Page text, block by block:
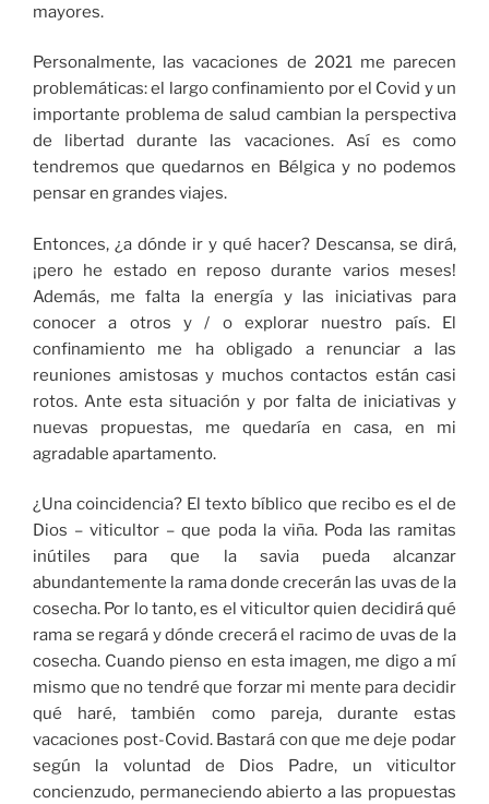
mayores.
Personalmente, las vacaciones de 2021 me parecen
problemáticas: el largo confinamiento por el Covid y un
importante problema de salud cambian la perspectiva
de libertad durante las vacaciones. Así es como
tendremos que quedarnos en Bélgica y no podemos
pensar en grandes viajes.
Entonces, ¿a dónde ir y qué hacer? Descansa, se dirá,
¡pero he estado en reposo durante varios meses!
Además, me falta la energía y las iniciativas para
conocer a otros y / o explorar nuestro país. El
confinamiento me ha obligado a renunciar a las
reuniones amistosas y muchos contactos están casi
rotos. Ante esta situación y por falta de iniciativas y
nuevas propuestas, me quedaría en casa, en mi
agradable apartamento.
¿Una coincidencia? El texto bíblico que recibo es el de
Dios – viticultor – que poda la viña. Poda las ramitas
inútiles para que la savia pueda alcanzar
abundantemente la rama donde crecerán las uvas de la
cosecha. Por lo tanto, es el viticultor quien decidirá qué
rama se regará y dónde crecerá el racimo de uvas de la
cosecha. Cuando pienso en esta imagen, me digo a mí
mismo que no tendré que forzar mi mente para decidir
qué haré, también como pareja, durante estas
vacaciones post-Covid. Bastará con que me deje podar
según la voluntad de Dios Padre, un viticultor
concienzudo, permaneciendo abierto a las propuestas